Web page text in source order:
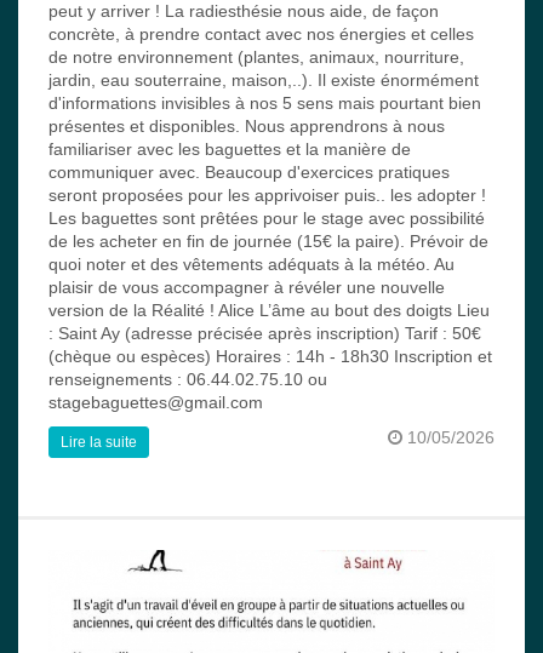
peut y arriver ! La radiesthésie nous aide, de façon
concrète, à prendre contact avec nos énergies et celles
de notre environnement (plantes, animaux, nourriture,
jardin, eau souterraine, maison,..). Il existe énormément
d'informations invisibles à nos 5 sens mais pourtant bien
présentes et disponibles. Nous apprendrons à nous
familiariser avec les baguettes et la manière de
communiquer avec. Beaucoup d'exercices pratiques
seront proposées pour les apprivoiser puis.. les adopter !
Les baguettes sont prêtées pour le stage avec possibilité
de les acheter en fin de journée (15€ la paire). Prévoir de
quoi noter et des vêtements adéquats à la météo. Au
plaisir de vous accompagner à révéler une nouvelle
version de la Réalité ! Alice L’âme au bout des doigts Lieu
: Saint Ay (adresse précisée après inscription) Tarif : 50€
(chèque ou espèces) Horaires : 14h - 18h30 Inscription et
renseignements : 06.44.02.75.10 ou
stagebaguettes@gmail.com
10/05/2026
Lire la suite